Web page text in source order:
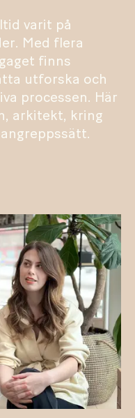
varit på
Med flera
finns
utforska och
processen. Här
arkitekt, kring